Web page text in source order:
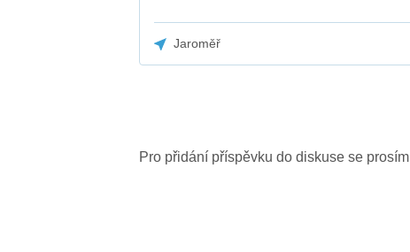
Jaroměř
Pro přidání příspěvku do diskuse se prosím